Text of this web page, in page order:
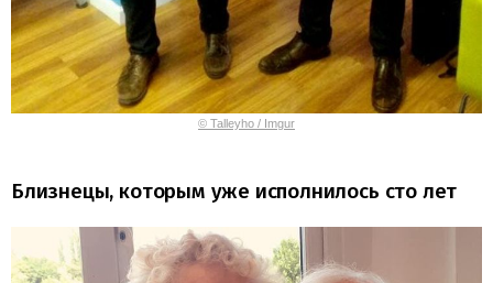
© Talleyho / Imgur
Близнецы, которым уже исполнилось сто лет